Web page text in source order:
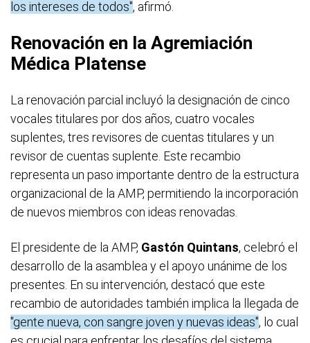
los intereses de todos", afirmó.
Renovación en la Agremiación
Médica Platense
La renovación parcial incluyó la designación de cinco
vocales titulares por dos años, cuatro vocales
suplentes, tres revisores de cuentas titulares y un
revisor de cuentas suplente. Este recambio
representa un paso importante dentro de la estructura
organizacional de la AMP, permitiendo la incorporación
de nuevos miembros con ideas renovadas.
El presidente de la AMP, Gastón Quintans, celebró el
desarrollo de la asamblea y el apoyo unánime de los
presentes. En su intervención, destacó que este
recambio de autoridades también implica la llegada de
"gente nueva, con sangre joven y nuevas ideas", lo cual